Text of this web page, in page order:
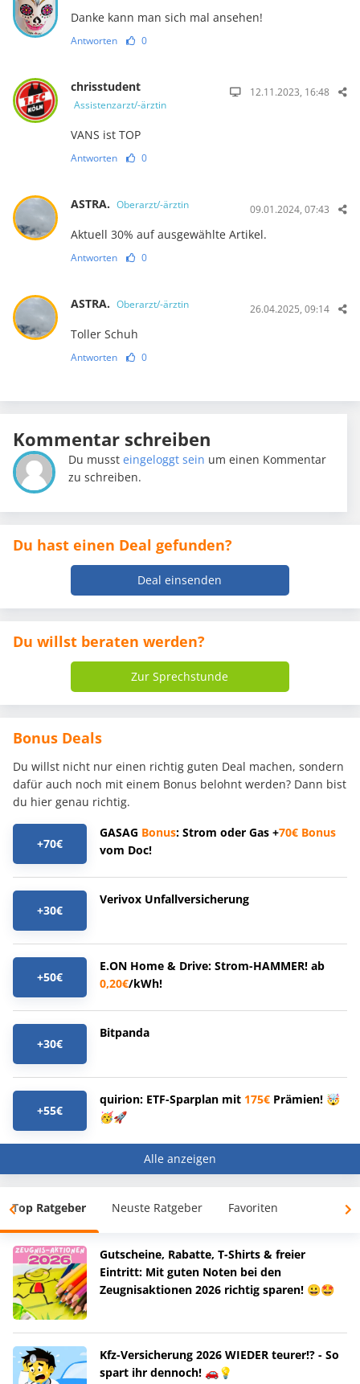
Danke kann man sich mal ansehen!
Antworten 0
chrisstudent
Assistenzarzt/-ärztin
12.11.2023, 16:48
VANS ist TOP
Antworten 0
ASTRA. Oberarzt/-ärztin 09.01.2024, 07:43
Aktuell 30% auf ausgewählte Artikel.
Antworten 0
ASTRA. Oberarzt/-ärztin 26.04.2025, 09:14
Toller Schuh
Antworten 0
Kommentar schreiben
Du mussteingeloggt sein um einen Kommentar
zu schreiben.
Du hast einen Deal gefunden?
Deal einsenden
Du willst beraten werden?
Zur Sprechstunde
Bonus Deals
Du willst nicht nur einen richtig guten Deal machen, sondern
dafür auch noch mit einem Bonus belohnt werden? Dann bist
du hier genau richtig.
+70€
GASAG Bonus: Strom oder Gas +70€ Bonus
vom Doc!
+30€
Verivox Unfallversicherung
+50€
E.ON Home & Drive: Strom-HAMMER! ab
0,20€/kWh!
+30€
Bitpanda
+55€
quirion: ETF-Sparplan mit 175€ Prämien! 🤯
🥳🚀
Alle anzeigen
Top Ratgeber Neuste Ratgeber Favoriten
Gutscheine, Rabatte, T-Shirts & freier
Eintritt: Mit guten Noten bei den
Zeugnisaktionen 2026 richtig sparen! 😀🤩
Kfz-Versicherung 2026 WIEDER teurer!? - So
spart ihr dennoch! 🚗💡